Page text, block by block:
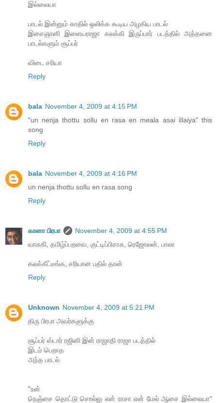
இல்லையா
பாடல் இன்னும் காதில் ஒலிக்க கூடிய அழகிய பாடல்
இசைஞானி இளையராஜா கலக்கி இருப்பார் படத்தில் அத்தனை
பாடல்களும் சூப்பர்
விடை சரியா
Reply
bala November 4, 2009 at 4:15 PM
"un nenja thottu sollu en rasa en meala asai illaiya" this
song
Reply
bala November 4, 2009 at 4:16 PM
un nenja thottu sollu en rasa song
Reply
கானா பிரபா
November 4, 2009 at 4:55 PM
வாசுகி, தமிழ்ப்பறவை, குட்டிப்பிசாசு, ரெஜோலன், பாலா
கலக்கீட்டீங்க, சரியான பதில் தான்
Reply
Unknown November 4, 2009 at 5:21 PM
திரு பிரபா அவர்களுக்கு
சூப்பர் ஸ்டார் ரஜினி இன் ராஜாதி ராஜா படத்தில்
இடம் பெறாத
அந்த பாடல்
"உன்
நெஞ்சை தொட்டு சொல்லு என் ராசா என் மேல் ஆசை இல்லையா"